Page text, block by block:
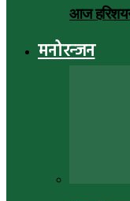
आज
मनोरन्जन